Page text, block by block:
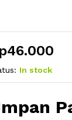
46.000
In stock